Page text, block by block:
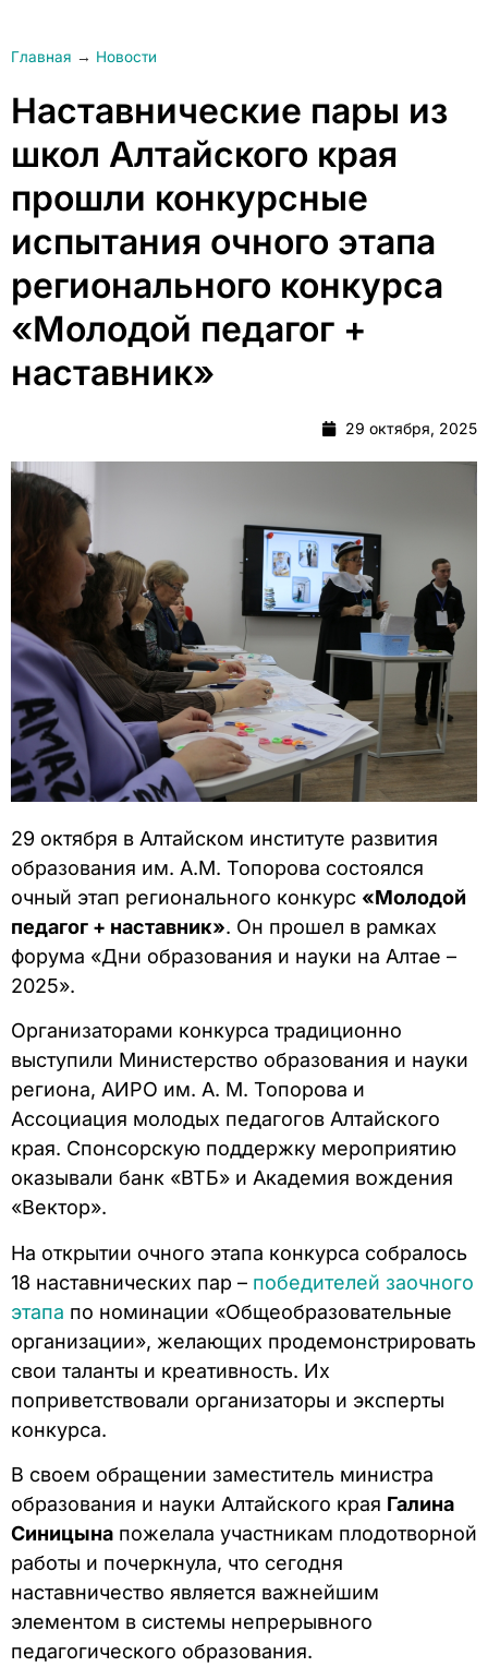
Главная → Новости
Наставнические пары из
школ Алтайского края
прошли конкурсные
испытания очного этапа
регионального конкурса
«Молодой педагог +
наставник»
29 октября, 2025
29 октября в Алтайском институте развития
образования им. А.М. Топорова состоялся
очный этап регионального конкурс «Молодой
педагог + наставник». Он прошел в рамках
форума «Дни образования и науки на Алтае –
2025».
Организаторами конкурса традиционно
выступили Министерство образования и науки
региона, АИРО им. А. М. Топорова и
Ассоциация молодых педагогов Алтайского
края. Спонсорскую поддержку мероприятию
оказывали банк «ВТБ» и Академия вождения
«Вектор».
На открытии очного этапа конкурса собралось
18 наставнических пар – победителей заочного
этапа по номинации «Общеобразовательные
организации», желающих продемонстрировать
свои таланты и креативность. Их
поприветствовали организаторы и эксперты
конкурса.
В своем обращении заместитель министра
образования и науки Алтайского края Галина
Синицына пожелала участникам плодотворной
работы и почеркнула, что сегодня
наставничество является важнейшим
элементом в системы непрерывного
педагогического образования.